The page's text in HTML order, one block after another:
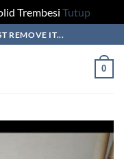
Trembesi Tutup
REMOVE IT...
0